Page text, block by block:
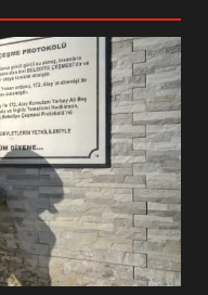
NEYİ
NASIL